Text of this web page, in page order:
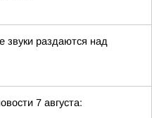
звуки раздаются над
7 августа: